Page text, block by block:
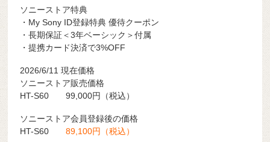
ソニーストア特典
・My Sony ID登録特典 優待クーポン
・長期保証＜3年ベーシック＞付属
・提携カード決済で3%OFF
2026/6/11 現在価格
ソニーストア販売価格
HT-S60 99,000円（税込）
ソニーストア会員登録後の価格
HT-S6089,100円（税込）